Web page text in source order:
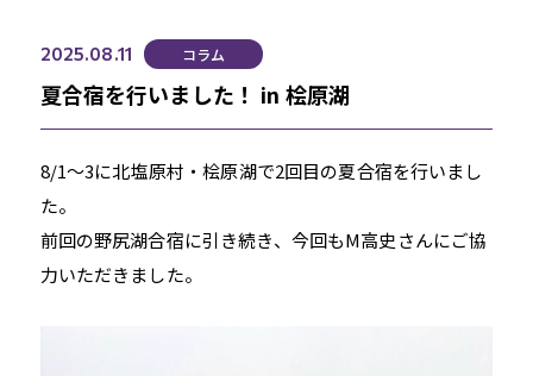
2025.08.11 コラム
夏合宿を行いました！ in 桧原湖
8/1～3に北塩原村・桧原湖で2回目の夏合宿を行いまし
た。
前回の野尻湖合宿に引き続き、今回もM高史さんにご協
力いただきました。